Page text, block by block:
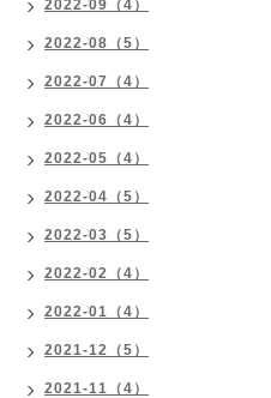
2022-09（4）
2022-08（5）
2022-07（4）
2022-06（4）
2022-05（4）
2022-04（5）
2022-03（5）
2022-02（4）
2022-01（4）
2021-12（5）
2021-11（4）